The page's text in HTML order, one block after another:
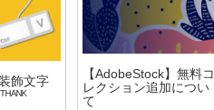
飾文字
【AdobeStock】無料コ
レクション追加につい
て